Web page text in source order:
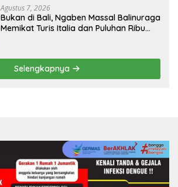
Agustus 7, 2026
Bukan di Bali, Ngaben Massal Balinuraga
Memikat Turis Italia dan Puluhan Ribu
Selengkapnya